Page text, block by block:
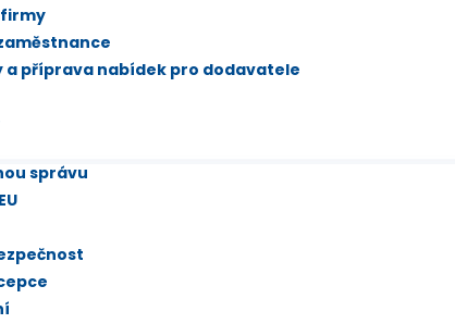
firmy
a příprava nabídek pro dodavatele
správu